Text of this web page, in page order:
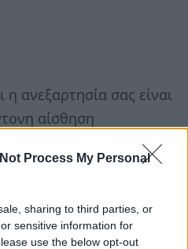
Process My Personal
sharing to third parties, or
sensitive information for
use the below opt-out
ανεξαρτησία σας είναι
αίσθηση
να σας κρατά πίσω τόσο
και την
από υποστήριξη και